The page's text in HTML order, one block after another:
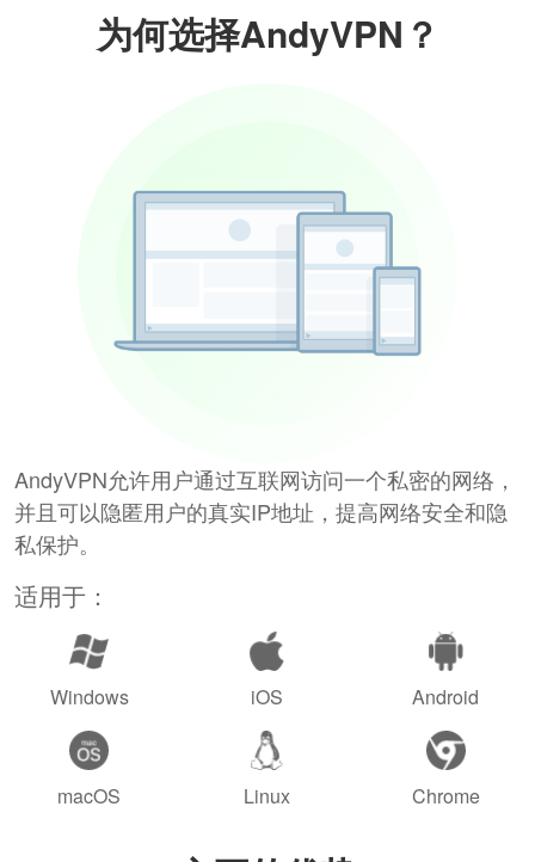
为何选择AndyVPN？
AndyVPN允许用户通过互联网访问一个私密的网络，
并且可以隐匿用户的真实IP地址，提高网络安全和隐
私保护。
适用于：
Windows iOS Android
macOS Linux Chrome